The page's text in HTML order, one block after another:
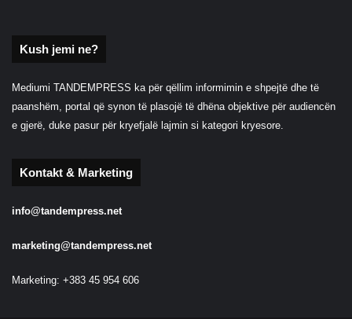
Kush jemi ne?
Mediumi TANDEMPRESS ka për qëllim informimin e shpejtë dhe të
paanshëm, portal që synon të plasojë të dhëna objektive për audiencën
e gjerë, duke pasur për kryefjalë lajmin si kategori kryesore.
Kontakt & Marketing
info@tandempress.net
marketing@tandempress.net
Marketing: +383 45 954 606